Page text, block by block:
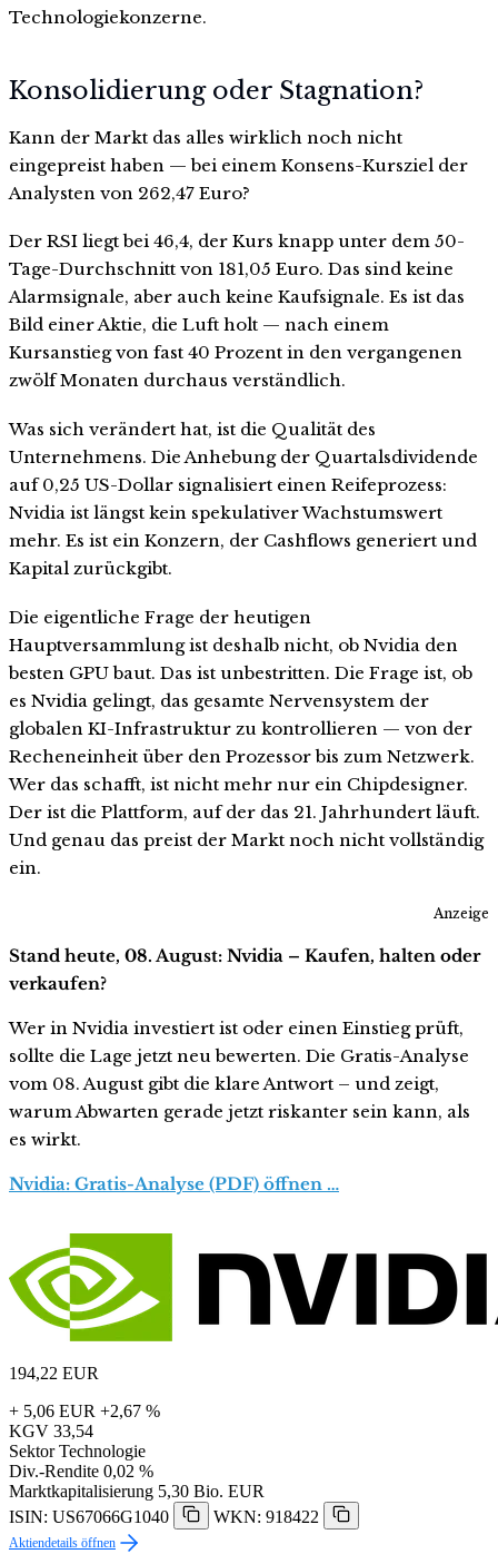
Technologiekonzerne.
Konsolidierung oder Stagnation?
Kann der Markt das alles wirklich noch nicht
eingepreist haben — bei einem Konsens-Kursziel der
Analysten von 262,47 Euro?
Der RSI liegt bei 46,4, der Kurs knapp unter dem 50-
Tage-Durchschnitt von 181,05 Euro. Das sind keine
Alarmsignale, aber auch keine Kaufsignale. Es ist das
Bild einer Aktie, die Luft holt — nach einem
Kursanstieg von fast 40 Prozent in den vergangenen
zwölf Monaten durchaus verständlich.
Was sich verändert hat, ist die Qualität des
Unternehmens. Die Anhebung der Quartalsdividende
auf 0,25 US-Dollar signalisiert einen Reifeprozess:
Nvidia ist längst kein spekulativer Wachstumswert
mehr. Es ist ein Konzern, der Cashflows generiert und
Kapital zurückgibt.
Die eigentliche Frage der heutigen
Hauptversammlung ist deshalb nicht, ob Nvidia den
besten GPU baut. Das ist unbestritten. Die Frage ist, ob
es Nvidia gelingt, das gesamte Nervensystem der
globalen KI-Infrastruktur zu kontrollieren — von der
Recheneinheit über den Prozessor bis zum Netzwerk.
Wer das schafft, ist nicht mehr nur ein Chipdesigner.
Der ist die Plattform, auf der das 21. Jahrhundert läuft.
Und genau das preist der Markt noch nicht vollständig
ein.
Anzeige
Stand heute, 08. August: Nvidia – Kaufen, halten oder
verkaufen?
Wer in Nvidia investiert ist oder einen Einstieg prüft,
sollte die Lage jetzt neu bewerten. Die Gratis-Analyse
vom 08. August gibt die klare Antwort – und zeigt,
warum Abwarten gerade jetzt riskanter sein kann, als
es wirkt.
Nvidia: Gratis-Analyse (PDF) öffnen …
194,22 EUR
+ 5,06 EUR +2,67 %
KGV 33,54
Sektor Technologie
Div.-Rendite 0,02 %
Marktkapitalisierung 5,30 Bio. EUR
ISIN: US67066G1040
WKN: 918422
Aktiendetails öffnen